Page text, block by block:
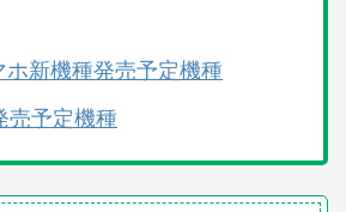
ホ新機種発売予定機種
売予定機種